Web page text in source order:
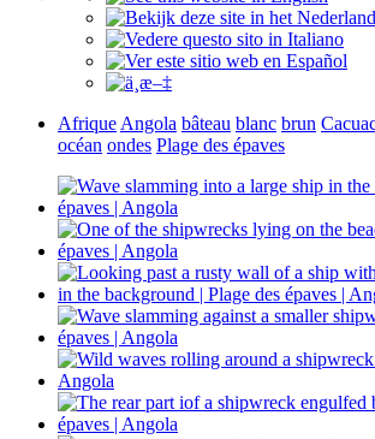
Afrique Angola bâteau blanc brun
océan ondes Plage des épaves